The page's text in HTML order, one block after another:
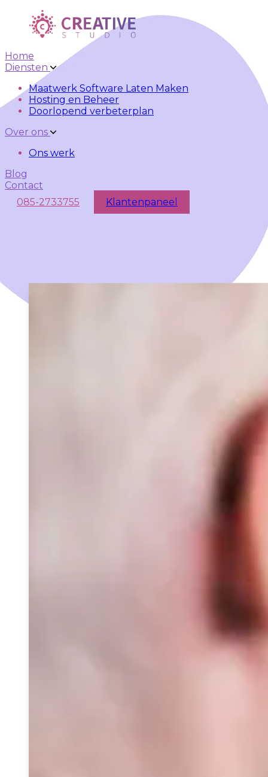
Skip to main content Skip to navigation
Home
Diensten
Maatwerk Software Laten Maken
Hosting en Beheer
Doorlopend verbeterplan
Over ons
Ons werk
Blog
Contact
085-2733755
Klantenpaneel